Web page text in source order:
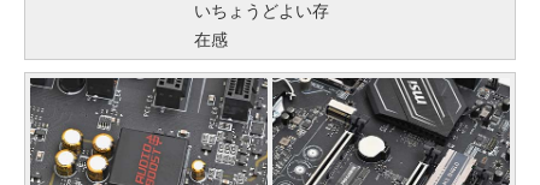
いちょうどよい存
在感